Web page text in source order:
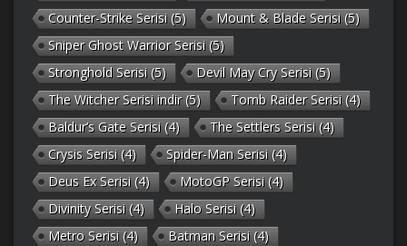
Counter-Strike Serisi (5) Mount & Blade Serisi (5)
Sniper Ghost Warrior Serisi (5)
Stronghold Serisi (5) Devil May Cry Serisi (5)
The Witcher Serisi indir(5) Tomb Raider Serisi (4)
Baldur’s Gate Serisi (4) The Settlers Serisi (4)
Crysis Serisi (4) Spider-Man Serisi (4)
Deus Ex Serisi (4) MotoGP Serisi (4)
Divinity Serisi (4) Halo Serisi (4)
Metro Serisi (4) Batman Serisi (4)